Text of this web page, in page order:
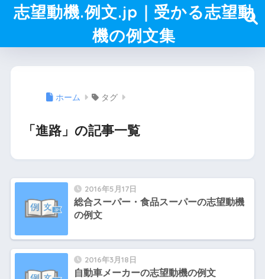
志望動機.例文.jp｜受かる志望動
機の例文集
ホーム タグ
「進路」の記事一覧
2016年5月17日
総合スーパー・食品スーパーの志望動機
の例文
2016年3月18日
自動車メーカーの志望動機の例文